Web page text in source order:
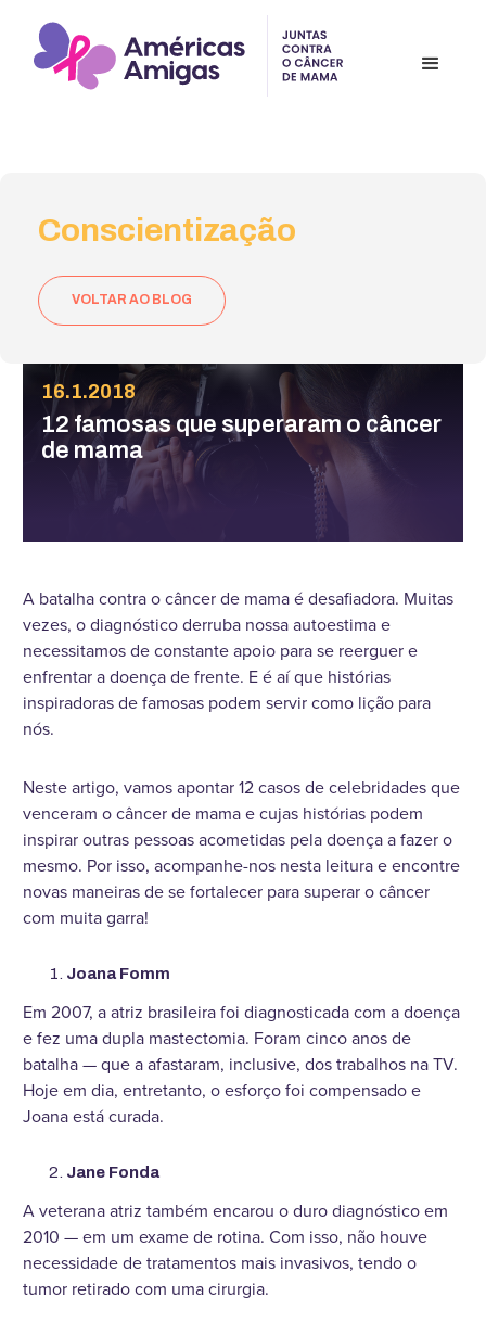
Conscientização
VOLTAR AO BLOG
16.1.2018
12 famosas que superaram o câncer
de mama
A batalha contra o câncer de mama é desafiadora. Muitas
vezes, o diagnóstico derruba nossa autoestima e
necessitamos de constante apoio para se reerguer e
enfrentar a doença de frente. E é aí que histórias
inspiradoras de famosas podem servir como lição para
nós.
Neste artigo, vamos apontar 12 casos de celebridades que
venceram o câncer de mama e cujas histórias podem
inspirar outras pessoas acometidas pela doença a fazer o
mesmo. Por isso, acompanhe-nos nesta leitura e encontre
novas maneiras de se fortalecer para superar o câncer
com muita garra!
Joana Fomm
Em 2007, a atriz brasileira foi diagnosticada com a doença
e fez uma dupla mastectomia. Foram cinco anos de
batalha — que a afastaram, inclusive, dos trabalhos na TV.
Hoje em dia, entretanto, o esforço foi compensado e
Joana está curada.
Jane Fonda
A veterana atriz também encarou o duro diagnóstico em
2010 — em um exame de rotina. Com isso, não houve
necessidade de tratamentos mais invasivos, tendo o
tumor retirado com uma cirurgia.